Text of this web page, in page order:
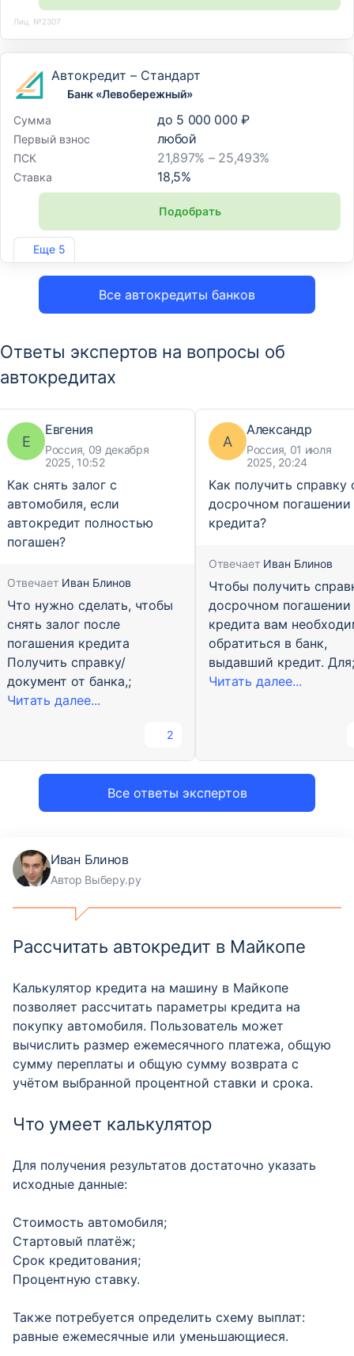
Все автокредиты банков
Лиц. №2307
Еще 5
Автокредит – Стандарт
Банк «Левобережный»
Сумма
до 5 000 000 ₽
Первый взнос любой
ПСК 21,897% – 25,493%
Ставка 18,5%
Подобрать
Лиц. №1343
Ответы экспертов на вопросы об
автокредитах
Все ответы экспертов
Е
Евгения
Россия, 09 декабря
2025, 10:52
Как снять залог с
автомобиля, если
автокредит полностью
погашен?
Отвечает Иван Блинов
Что нужно сделать, чтобы
снять залог после
погашения кредита
Получить справку/
документ от банка,;
Читать далее...
2
А
Александр
Россия, 01 июля
2025, 20:24
Как получить справку
досрочном погашении
кредита?
Отвечает Иван Блинов
Чтобы получить
досрочном погашении
кредита вам
обратиться в банк,
выдавший кредит. Для;
Читать далее...
Иван Блинов
Автор Выберу.ру
Рассчитать автокредит в Майкопе
Калькулятор кредита на машину в Майкопе
позволяет рассчитать параметры кредита на
покупку автомобиля. Пользователь может
вычислить размер ежемесячного платежа, общую
сумму переплаты и общую сумму возврата с
учётом выбранной процентной ставки и срока.
Что умеет калькулятор
Для получения результатов достаточно указать
исходные данные:
Стоимость автомобиля;
Стартовый платёж;
Срок кредитования;
Процентную ставку.
Также потребуется определить схему выплат:
равные ежемесячные или уменьшающиеся.